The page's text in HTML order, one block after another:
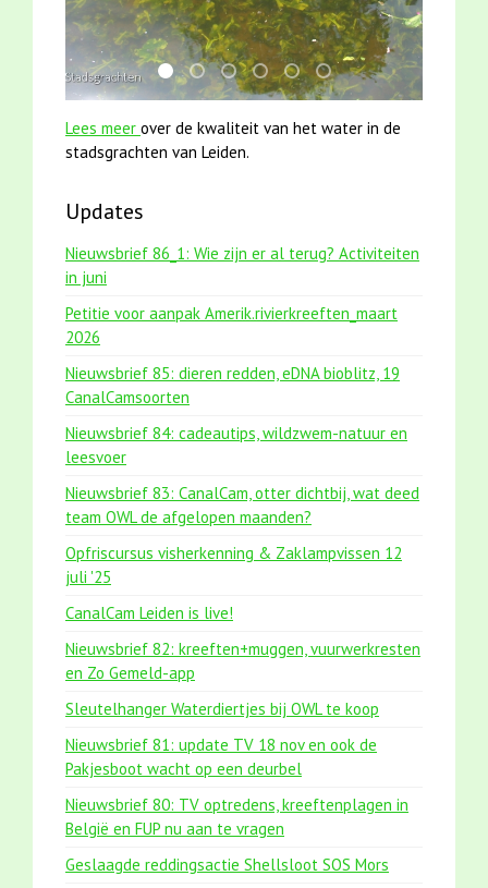
mei2021 1 snoekje elly
mei2021 watervogelmethode fuut met
jun2021 zaklv 5 snoekje MOOI
jun2021 28 brasem en
karper met kattenklimtouw
smoelenboek fifi en
Lees meer over de kwaliteit van het water in de
stadsgrachten van Leiden.
Updates
Nieuwsbrief 86_1: Wie zijn er al terug? Activiteiten
in juni
Petitie voor aanpak Amerik.rivierkreeften_maart
2026
Nieuwsbrief 85: dieren redden, eDNA bioblitz, 19
CanalCamsoorten
Nieuwsbrief 84: cadeautips, wildzwem-natuur en
leesvoer
Nieuwsbrief 83: CanalCam, otter dichtbij, wat deed
team OWL de afgelopen maanden?
Opfriscursus visherkenning & Zaklampvissen 12
juli '25
CanalCam Leiden is live!
Nieuwsbrief 82: kreeften+muggen, vuurwerkresten
en Zo Gemeld-app
Sleutelhanger Waterdiertjes bij OWL te koop
Nieuwsbrief 81: update TV 18 nov en ook de
Pakjesboot wacht op een deurbel
Nieuwsbrief 80: TV optredens, kreeftenplagen in
België en FUP nu aan te vragen
Geslaagde reddingsactie Shellsloot SOS Mors